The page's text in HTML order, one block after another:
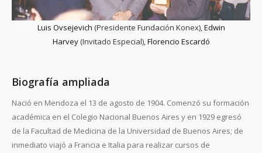
Luis Ovsejevich (Presidente Fundación Konex),Edwin
Harvey(Invitado Especial),Florencio Escardó
Biografía ampliada
Nació en Mendoza el 13 de agosto de 1904. Comenzó su formación
académica en el Colegio Nacional Buenos Aires y en 1929 egresó
de la Facultad de Medicina de la Universidad de Buenos Aires; de
inmediato viajó a Francia e Italia para realizar cursos de